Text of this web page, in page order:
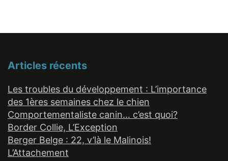
Articles récents
Les troubles du développement : L’importance
des 1ères semaines chez le chien
Comportementaliste canin… c’est quoi?
Border Collie, L’Exception
Berger Belge : 22, v’là le Malinois!
L’Attachement